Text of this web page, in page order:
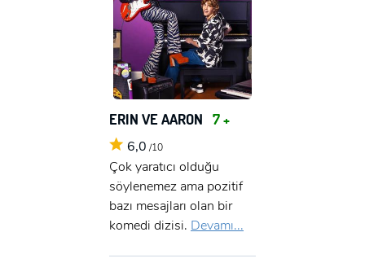
ERIN VE AARON 7 +
6,0 /10
Çok yaratıcı olduğu
söylenemez ama pozitif
bazı mesajları olan bir
komedi dizisi. Devamı...